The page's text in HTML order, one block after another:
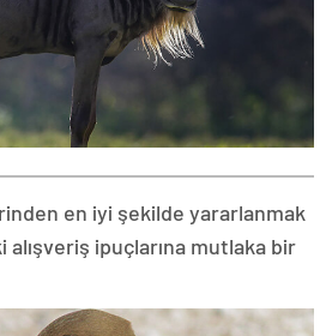
en iyi şekilde yararlanmak
alışveriş ipuçlarına mutlaka bir